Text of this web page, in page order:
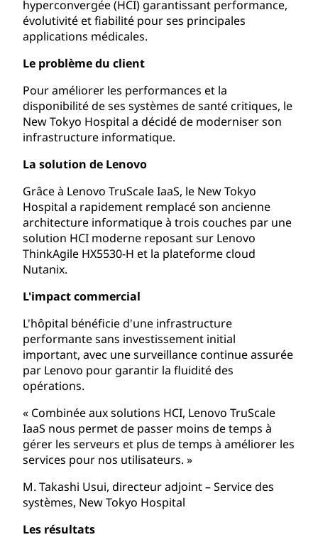
hyperconvergée (HCI) garantissant performance,
évolutivité et fiabilité pour ses principales
applications médicales.
Le problème du client
Pour améliorer les performances et la
disponibilité de ses systèmes de santé critiques, le
New Tokyo Hospital a décidé de moderniser son
infrastructure informatique.
La solution de Lenovo
Grâce à Lenovo TruScale IaaS, le New Tokyo
Hospital a rapidement remplacé son ancienne
architecture informatique à trois couches par une
solution HCI moderne reposant sur Lenovo
ThinkAgile HX5530-H et la plateforme cloud
Nutanix.
L'impact commercial
L'hôpital bénéficie d'une infrastructure
performante sans investissement initial
important, avec une surveillance continue assurée
par Lenovo pour garantir la fluidité des
opérations.
« Combinée aux solutions HCI, Lenovo TruScale
IaaS nous permet de passer moins de temps à
gérer les serveurs et plus de temps à améliorer les
services pour nos utilisateurs. »
M. Takashi Usui, directeur adjoint – Service des
systèmes, New Tokyo Hospital
Les résultats